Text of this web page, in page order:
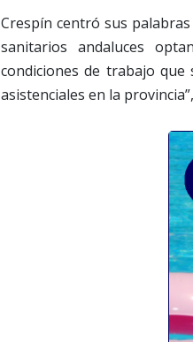
Crespín centró sus
sanitarios andaluces
condiciones de trabajo que
asistenciales en la